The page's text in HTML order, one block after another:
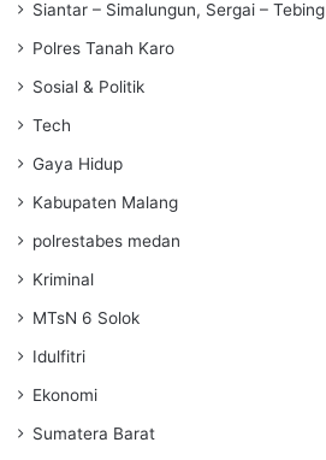
Siantar – Simalungun, Sergai – Tebing
Polres Tanah Karo
Sosial & Politik
Tech
Gaya Hidup
Kabupaten Malang
polrestabes medan
Kriminal
MTsN 6 Solok
Idulfitri
Ekonomi
Sumatera Barat